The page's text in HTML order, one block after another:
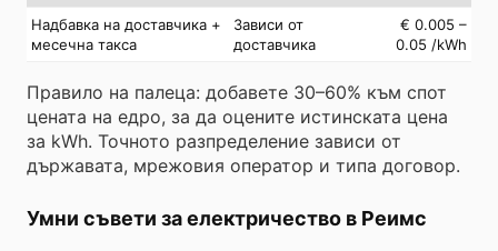
Надбавка на доставчика +
месечна такса
Зависи от
доставчика
€ 0.005 –
0.05 /kWh
Правило на палеца: добавете 30–60% към спот
цената на едро, за да оцените истинската цена
за kWh. Точното разпределение зависи от
държавата, мрежовия оператор и типа договор.
Умни съвети за електричество в Реимс